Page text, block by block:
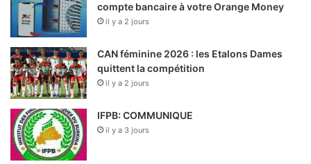
compte bancaire à votre Orange Money
il y a 2 jours
CAN féminine 2026 : les Etalons Dames
quittent la compétition
il y a 2 jours
IFPB: COMMUNIQUE
il y a 3 jours